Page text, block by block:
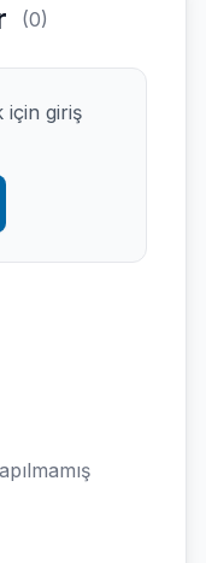
(0)
için giriş